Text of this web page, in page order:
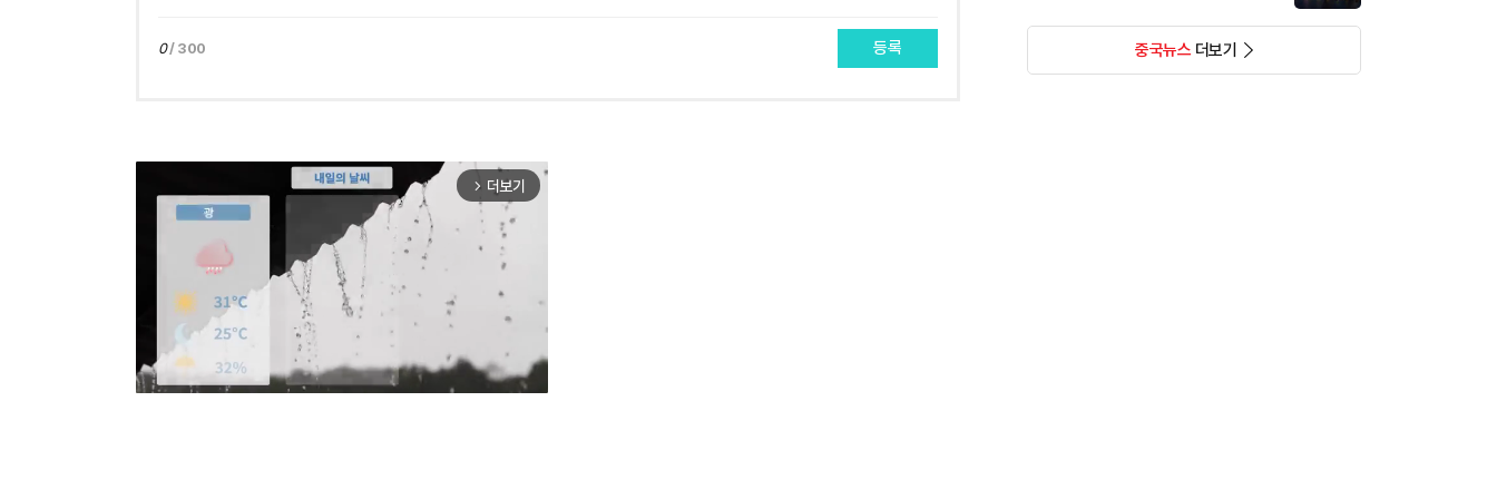
0/ 300 등록
arrow_forward_ios 더보기
중국뉴스더보기